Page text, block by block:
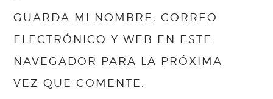
GUARDA MI NOMBRE, CORREO
ELECTRÓNICO Y WEB EN ESTE
NAVEGADOR PARA LA PRÓXIMA
VEZ QUE COMENTE.